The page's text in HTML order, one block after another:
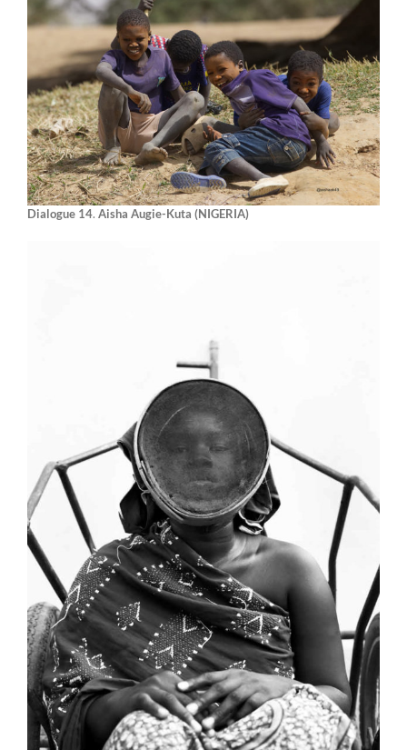
Dialogue 14. Aisha Augie-Kuta (NIGERIA)